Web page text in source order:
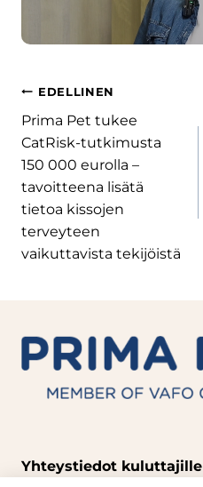
Artikkelien
selaus
EDELLINEN
Prima Pet tukee
CatRisk-tutkimusta
150 000 eurolla –
tavoitteena lisätä
tietoa kissojen
terveyteen
vaikuttavista tekijöistä
Yhteystiedot kuluttajille